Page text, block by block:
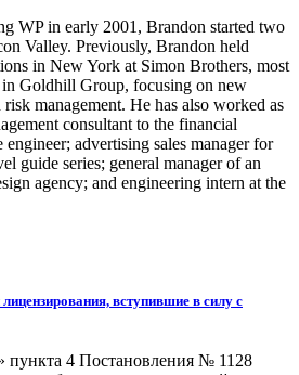
WP in early 2001, Brandon started two
Valley. Previously, Brandon held
in New York at Simon Brothers, most
in Goldhill Group, focusing on new
management. He has also worked as
consultant to the financial
advertising sales manager for
guide series; general manager of an
agency; and engineering intern at the
вступившие в силу с
пункта 4 Постановления № 1128